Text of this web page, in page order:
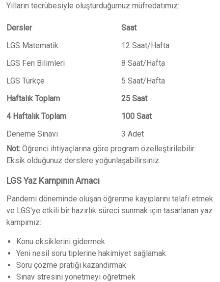
Yılların tecrübesiyle oluşturduğumuz müfredatımız:
Dersler
Saat
LGS Matematik
12 Saat/Hafta
LGS Fen Bilimleri
8 Saat/Hafta
LGS Türkçe
5 Saat/Hafta
Haftalık Toplam
25 Saat
4 Haftalık Toplam
100 Saat
Deneme Sınavı
3 Adet
Not:Öğrenci ihtiyaçlarına göre program özelleştirilebilir.
Eksik olduğunuz derslere yoğunlaşabilirsiniz.
LGS Yaz Kampının Amacı
Pandemi döneminde oluşan öğrenme kayıplarını telafi etmek
ve LGS'ye etkili bir hazırlık süreci sunmak için tasarlanan yaz
kampımız:
Konu eksiklerini gidermek
Yeni nesil soru tiplerine hakimiyet sağlamak
Soru çözme pratiği kazandırmak
Sınav stresini yönetmeyi öğretmek